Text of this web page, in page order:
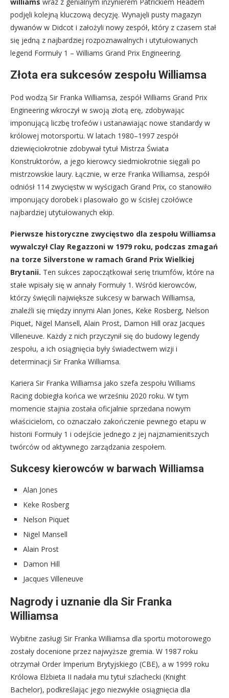
williams wraz z genialnym inżynierem Patrickiem Headem
podjęli kolejną kluczową decyzję. Wynajęli pusty magazyn
dywanów w Didcot i założyli nowy zespół, który z czasem stał
się jedną z najbardziej rozpoznawalnych i utytułowanych
legend Formuły 1 – Williams Grand Prix Engineering.
Złota era sukcesów zespołu Williamsa
Pod wodzą Sir Franka Williamsa, zespół Williams Grand Prix
Engineering wkroczył w swoją złotą erę, zdobywając
imponującą liczbę trofeów i ustanawiając nowe standardy w
królowej motorsportu. W latach 1980–1997 zespół
dziewięciokrotnie zdobywał tytuł Mistrza Świata
Konstruktorów, a jego kierowcy siedmiokrotnie sięgali po
mistrzowskie laury. Łącznie, w erze Franka Williamsa, zespół
odniósł 114 zwycięstw w wyścigach Grand Prix, co stanowiło
imponujący dorobek i plasowało go w ścisłej czołówce
najbardziej utytułowanych ekip.
Pierwsze historyczne zwycięstwo dla zespołu Williamsa
wywalczył Clay Regazzoni w 1979 roku, podczas zmagań
na torze Silverstone w ramach Grand Prix Wielkiej
Brytanii. Ten sukces zapoczątkował serię triumfów, które na
stałe wpisały się w annały Formuły 1. Wśród kierowców,
którzy święcili największe sukcesy w barwach Williamsa,
znaleźli się między innymi Alan Jones, Keke Rosberg, Nelson
Piquet, Nigel Mansell, Alain Prost, Damon Hill oraz Jacques
Villeneuve. Każdy z nich przyczynił się do budowy legendy
zespołu, a ich osiągnięcia były świadectwem wizji i
determinacji Sir Franka Williamsa.
Kariera Sir Franka Williamsa jako szefa zespołu Williams
Racing dobiegła końca we wrześniu 2020 roku. W tym
momencie stajnia została oficjalnie sprzedana nowym
właścicielom, co oznaczało zakończenie pewnego etapu w
historii Formuły 1 i odejście jednego z jej najznamienitszych
twórców od aktywnego zarządzania zespołem.
Sukcesy kierowców w barwach Williamsa
Alan Jones
Keke Rosberg
Nelson Piquet
Nigel Mansell
Alain Prost
Damon Hill
Jacques Villeneuve
Nagrody i uznanie dla Sir Franka
Williamsa
Wybitne zasługi Sir Franka Williamsa dla sportu motorowego
zostały docenione przez najwyższe gremia. W 1987 roku
otrzymał Order Imperium Brytyjskiego (CBE), a w 1999 roku
Królowa Elżbieta II nadała mu tytuł szlachecki (Knight
Bachelor), podkreślając jego niezwykłe osiągnięcia dla